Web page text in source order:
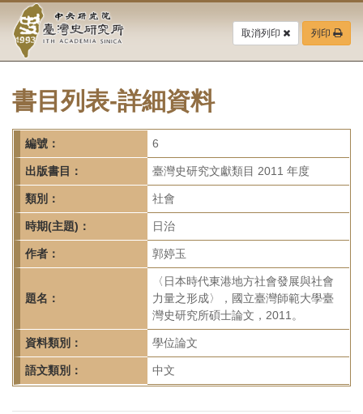
要
中
央
研
究
院-
臺
灣
史
研
究
所-
首
頁
取消列印 列印
書目列表-詳細資料
編號： 6
出版書目： 臺灣史研究文獻類目 2011 年度
類別： 社會
時期(主題)： 日治
作者： 郭婷玉
題名：
〈日本時代東港地方社會發展與社會
力量之形成〉，國立臺灣師範大學臺
灣史研究所碩士論文，2011。
資料類別： 學位論文
語文類別： 中文